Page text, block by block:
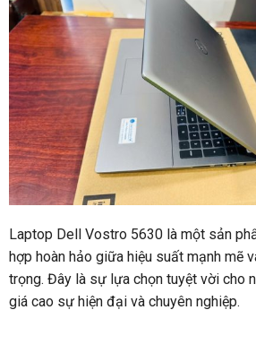
Laptop Dell Vostro 5630 là một sản
hợp hoàn hảo giữa hiệu suất mạnh mẽ
trọng. Đây là sự lựa chọn tuyệt vời cho
giá cao sự hiện đại và chuyên nghiệp.